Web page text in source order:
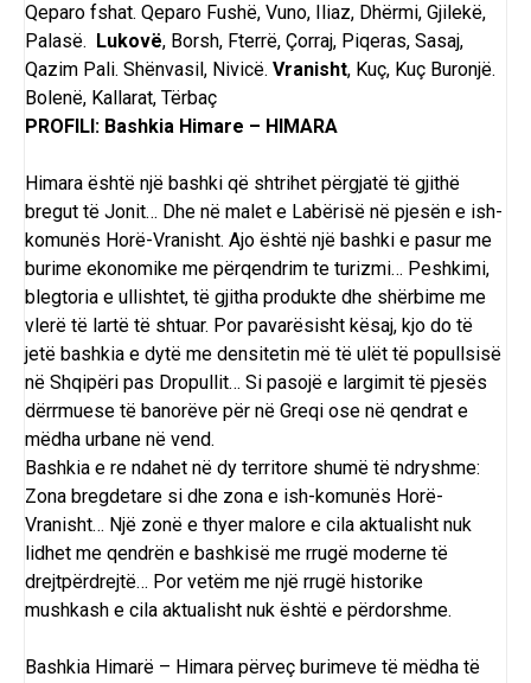
Qeparo fshat. Qeparo Fushë, Vuno, Iliaz, Dhërmi, Gjilekë,
Palasë. Lukovë, Borsh, Fterrë, Çorraj, Piqeras, Sasaj,
Qazim Pali. Shënvasil, Nivicë. Vranisht, Kuç, Kuç Buronjë.
Bolenë, Kallarat, Tërbaç
PROFILI: Bashkia Himare – HIMARA
Himara është një bashki që shtrihet përgjatë të gjithë
bregut të Jonit… Dhe në malet e Labërisë në pjesën e ish-
komunës Horë-Vranisht. Ajo është një bashki e pasur me
burime ekonomike me përqendrim te turizmi… Peshkimi,
blegtoria e ullishtet, të gjitha produkte dhe shërbime me
vlerë të lartë të shtuar. Por pavarësisht kësaj, kjo do të
jetë bashkia e dytë me densitetin më të ulët të popullsisë
në Shqipëri pas Dropullit… Si pasojë e largimit të pjesës
dërrmuese të banorëve për në Greqi ose në qendrat e
mëdha urbane në vend.
Bashkia e re ndahet në dy territore shumë të ndryshme:
Zona bregdetare si dhe zona e ish-komunës Horë-
Vranisht… Një zonë e thyer malore e cila aktualisht nuk
lidhet me qendrën e bashkisë me rrugë moderne të
drejtpërdrejtë… Por vetëm me një rrugë historike
mushkash e cila aktualisht nuk është e përdorshme.
Bashkia Himarë – Himara përveç burimeve të mëdha të